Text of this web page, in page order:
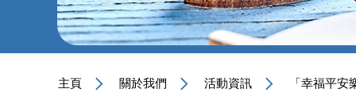
主頁 關於我們 活動資訊 「幸福平